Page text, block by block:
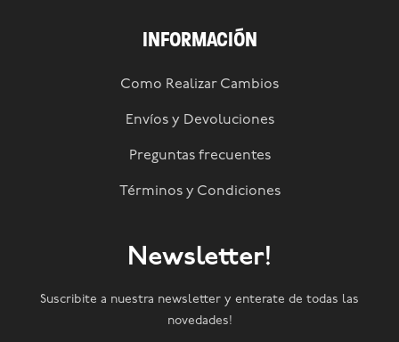
INFORMACIÓN
Como Realizar Cambios
Envíos y Devoluciones
Preguntas frecuentes
Términos y Condiciones
Newsletter!
Suscribite a nuestra newsletter y enterate de todas las
novedades!